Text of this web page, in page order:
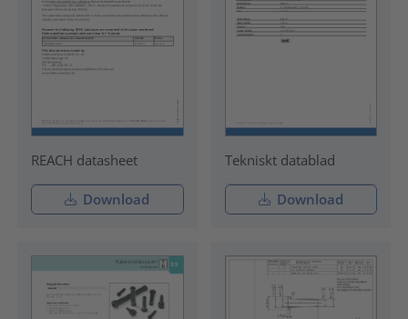
REACH datasheet
Download
Tekniskt datablad
Download